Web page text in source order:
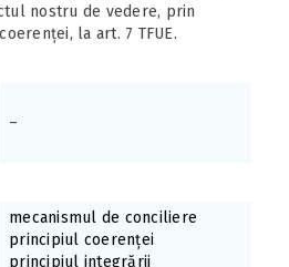
nostru de vedere, prin
la art. 7 TFUE.
–
mecanismul de conciliere
principiul coerenței
principiul integrării